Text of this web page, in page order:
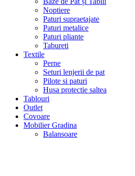
Noptiere
Paturi supraetajate
Paturi metalice
Paturi pliante
Tabureti
Textile
Perne
Seturi lenjerii de pat
Pilote si paturi
Husa protectie saltea
Tablouri
Outlet
Covoare
Mobilier Gradina
Balansoare